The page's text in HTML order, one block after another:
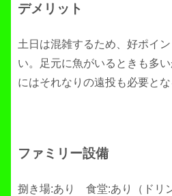
デメリット
土日は混雑するため、好ポイ
い。足元に魚がいるときも多
にはそれなりの遠投も必要とな
ファミリー設備
捌き場:あり 食堂:あり（ドリ